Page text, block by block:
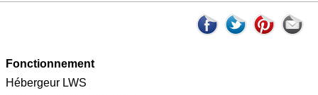
Fonctionnement
Hébergeur LWS